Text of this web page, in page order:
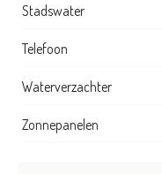
Stadswater
Telefoon
Waterverzachter
Zonnepanelen